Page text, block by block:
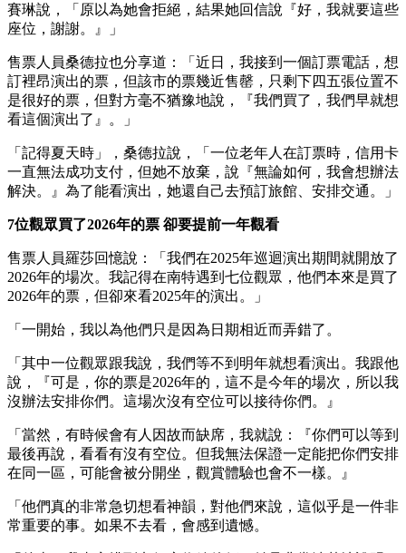
賽琳說，「原以為她會拒絕，結果她回信說『好，我就要這些
座位，謝謝。』」
售票人員桑德拉也分享道：「近日，我接到一個訂票電話，想
訂裡昂演出的票，但該市的票幾近售罄，只剩下四五張位置不
是很好的票，但對方毫不猶豫地說，『我們買了，我們早就想
看這個演出了』。」
「記得夏天時」，桑德拉說，「一位老年人在訂票時，信用卡
一直無法成功支付，但她不放棄，說『無論如何，我會想辦法
解決。』為了能看演出，她還自己去預訂旅館、安排交通。」
7位觀眾買了2026年的票 卻要提前一年觀看
售票人員羅莎回憶說：「我們在2025年巡迴演出期間就開放了
2026年的場次。我記得在南特遇到七位觀眾，他們本來是買了
2026年的票，但卻來看2025年的演出。」
「一開始，我以為他們只是因為日期相近而弄錯了。
「其中一位觀眾跟我說，我們等不到明年就想看演出。我跟他
說，『可是，你的票是2026年的，這不是今年的場次，所以我
沒辦法安排你們。這場次沒有空位可以接待你們。』
「當然，有時候會有人因故而缺席，我就說：『你們可以等到
最後再說，看看有沒有空位。但我無法保證一定能把你們安排
在同一區，可能會被分開坐，觀賞體驗也會不一樣。』
「他們真的非常急切想看神韻，對他們來說，這似乎是一件非
常重要的事。如果不去看，會感到遺憾。